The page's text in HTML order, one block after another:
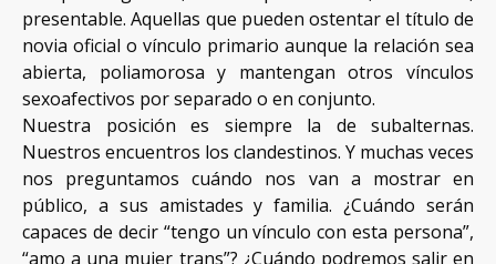
presentable. Aquellas que pueden ostentar el título de
novia oficial o vínculo primario aunque la relación sea
abierta, poliamorosa y mantengan otros vínculos
sexoafectivos por separado o en conjunto.
Nuestra posición es siempre la de subalternas.
Nuestros encuentros los clandestinos. Y muchas veces
nos preguntamos cuándo nos van a mostrar en
público, a sus amistades y familia. ¿Cuándo serán
capaces de decir “tengo un vínculo con esta persona”,
“amo a una mujer trans”? ¿Cuándo podremos salir en